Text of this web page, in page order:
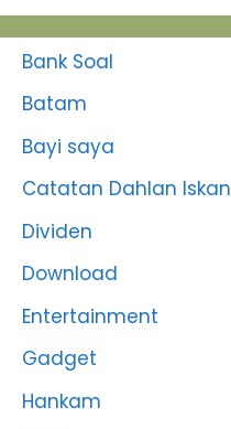
Bank Soal
Batam
Bayi saya
Catatan Dahlan Iskan
Dividen
Download
Entertainment
Gadget
Hankam